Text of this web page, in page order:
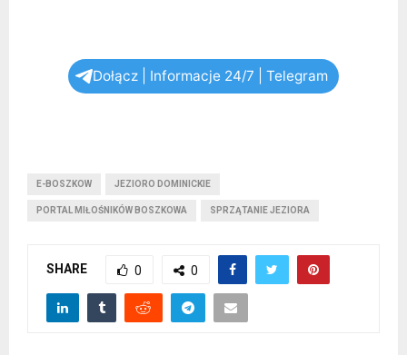
Dołącz | Informacje 24/7 | Telegram
E-BOSZKOW JEZIORO DOMINICKIE
PORTAL MIŁOŚNIKÓW BOSZKOWA SPRZĄTANIE JEZIORA
SHARE 0 0